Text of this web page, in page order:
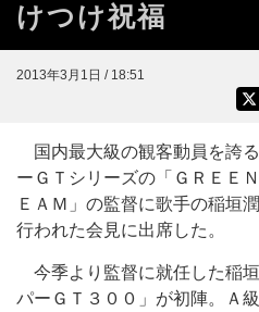
けつけ祝福
2013年3月1日 / 18:51
国内最大級の観客動員を誇
ーＧＴシリーズの「ＧＲＥ
ＥＡＭ」の監督に歌手の稲垣
行われた会見に出席した。
今季より監督に就任した稲
パーＧＴ３００」が初陣。Ａ